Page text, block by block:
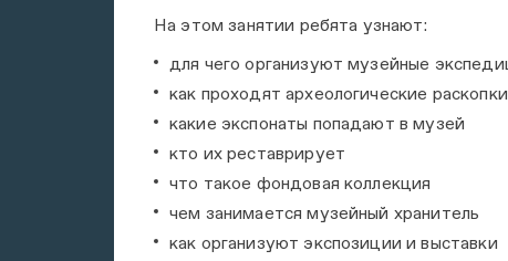
На этом занятии ребята узнают:
для чего организуют музейные
как проходят археологические раскопки
какие экспонаты попадают в музей
кто их реставрирует
что такое фондовая коллекция
чем занимается музейный хранитель
как организуют экспозиции и выставки